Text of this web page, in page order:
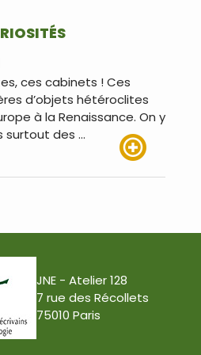
ces cabinets ! Ces
d’objets hétéroclites
à la Renaissance. On y
surtout des …
JNE - Atelier 128
7 rue des Récollets
75010 Paris